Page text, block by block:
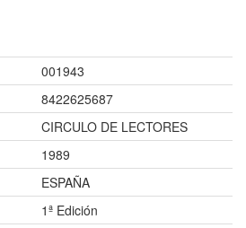
001943
8422625687
CIRCULO DE LECTORES
1989
ESPAÑA
1ª Edición